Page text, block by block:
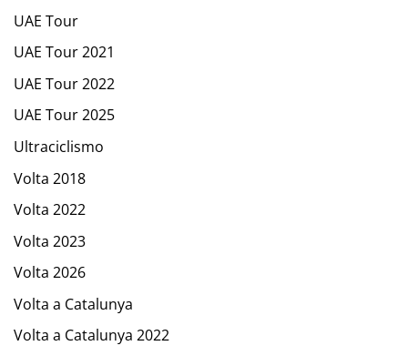
UAE Tour
UAE Tour 2021
UAE Tour 2022
UAE Tour 2025
Ultraciclismo
Volta 2018
Volta 2022
Volta 2023
Volta 2026
Volta a Catalunya
Volta a Catalunya 2022